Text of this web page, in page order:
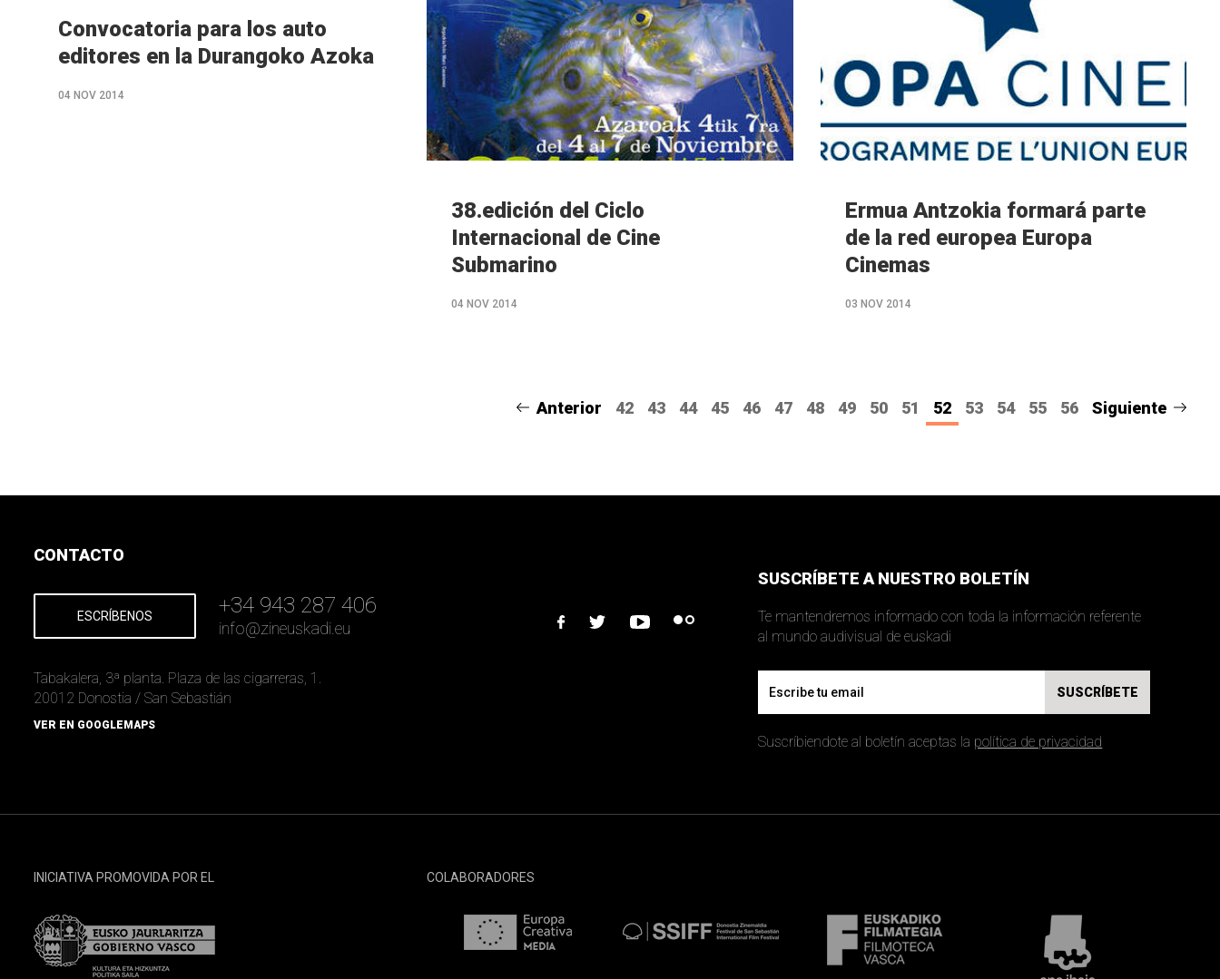
Convocatoria para los auto
editores en la Durangoko Azoka
04 NOV 2014
38.edición del Ciclo
Internacional de Cine
Submarino
04 NOV 2014
Ermua Antzokia formará parte
de la red europea Europa
Cinemas
03 NOV 2014
Anterior 42 43 44 45 46 47 48 49 50 51 52 53 54 55 56 Siguiente
CONTACTO
ESCRÍBENOS +34 943 287 406
info@zineuskadi.eu
Tabakalera, 3ª planta. Plaza de las cigarreras, 1.
20012 Donostia / San Sebastián
VER EN GOOGLEMAPS
facebook
twitter youtubeflickr
SUSCRÍBETE A NUESTRO BOLETÍN
Te mantendremos informado con toda la información referente
al mundo audivisual de euskadi
SUSCRÍBETE
Suscríbiendote al boletín aceptas la política de privacidad
INICIATIVA PROMOVIDA POR EL COLABORADORES